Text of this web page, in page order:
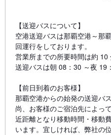
【送迎バスについて】
空港送迎バスは那覇空港～那
回運行をしております。
営業所までの所要時間は約 10
送迎バスは朝 08：30 ～夜 19
【前日到着のお客様】
那覇空港からの始発の送迎バ
尚、お客様のご宿泊先によっ
近距離となり移動時間・移動
います。宜しければ、弊社の